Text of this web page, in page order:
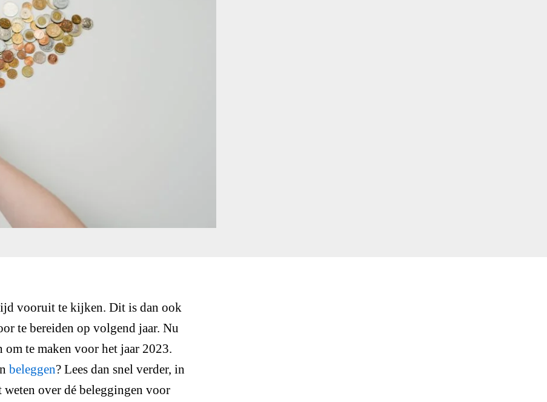
vooruit te kijken. Dit is dan ook
te bereiden op volgend jaar. Nu
te maken voor het jaar 2023.
beleggen? Lees dan snel verder, in
over dé beleggingen voor